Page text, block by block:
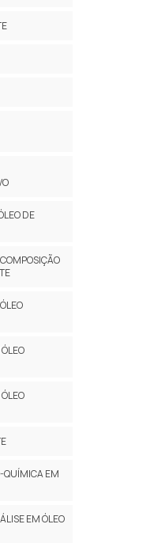
DE
QUÍMICA EM
EM ÓLEO